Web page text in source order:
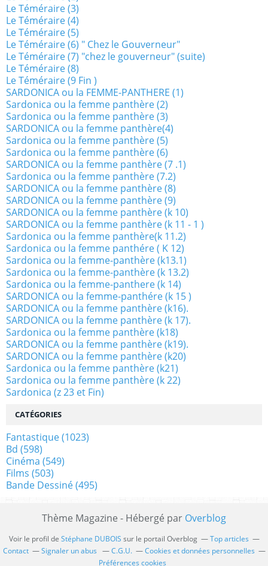
Le Téméraire (3)
Le Téméraire (4)
Le Téméraire (5)
Le Téméraire (6) " Chez le Gouverneur"
Le Téméraire (7) "chez le gouverneur" (suite)
Le Téméraire (8)
Le Téméraire (9 Fin )
SARDONICA ou la FEMME-PANTHERE (1)
Sardonica ou la femme panthère (2)
Sardonica ou la femme panthère (3)
SARDONICA ou la femme panthère(4)
Sardonica ou la femme panthère (5)
Sardonica ou la femme panthère (6)
SARDONICA ou la femme panthère (7 .1)
Sardonica ou la femme panthère (7.2)
SARDONICA ou la femme panthère (8)
SARDONICA ou la femme panthère (9)
SARDONICA ou la femme panthère (k 10)
SARDONICA ou la femme panthère (k 11 - 1 )
Sardonica ou la femme panthère(k 11.2)
Sardonica ou la femme panthére ( K 12)
Sardonica ou la femme-panthère (k13.1)
Sardonica ou la femme-panthère (k 13.2)
Sardonica ou la femme-panthere (k 14)
SARDONICA ou la femme-panthére (k 15 )
SARDONICA ou la femme panthère (k16).
SARDONICA ou la femme panthère (k 17).
Sardonica ou la femme panthère (k18)
SARDONICA ou la femme panthère (k19).
SARDONICA ou la femme panthère (k20)
Sardonica ou la femme panthère (k21)
Sardonica ou la femme panthère (k 22)
Sardonica (z 23 et Fin)
CATÉGORIES
Fantastique(1023)
Bd (598)
Cinéma (549)
Films (503)
Bande Dessiné(495)
Thème Magazine - Hébergé par Overblog
Voir le profil de Stéphane DUBOIS sur le portail Overblog
Top articles
Contact
Signaler un abus C.G.U.
Cookies et données personnelles
Préférences cookies